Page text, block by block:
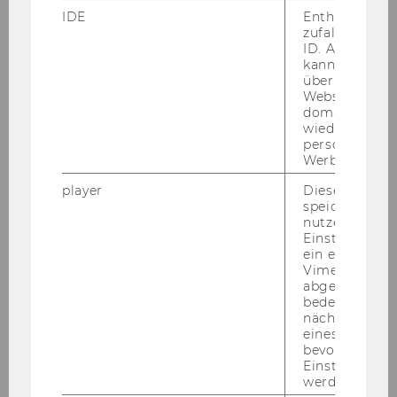
wer­den gemäß § 5 der Richt­li­nie des Rek­to­rats
für die Be­voll­mäch­ti­gung von Ar­beit­neh­me­rin­
nen und Ar­beit­neh­mern der Wirt­schafts­uni­ver­
si­tät Wien gemäß § 28 Uni­ver­si­täts­ge­setz 2002,
27.2.2004, idgF (Ab­schluss von Werk­ver­trä­gen,
frei­en Dienst­ver­trä­gen sowie Ar­beits­ver­trä­gen
ent­spre­chend den nä­he­ren Be­stim­mun­gen
der Richt­li­nie) be­voll­mäch­tigt:
Projektleiterin/Projektleiter
Entscheidungsträgern im
Seminar- und Eventbereich
ao. Univ.Prof. Dr. Andreas Zins
IDE
Enthält eine
ID. Anhand
kann Google
über
Websites
Werbung
player
Dieses Cookie
speichert
ein
Vimeo-Video
abgespielt
bedeutet,
nächsten
eines Vimeo-
bevorzugten
werden.